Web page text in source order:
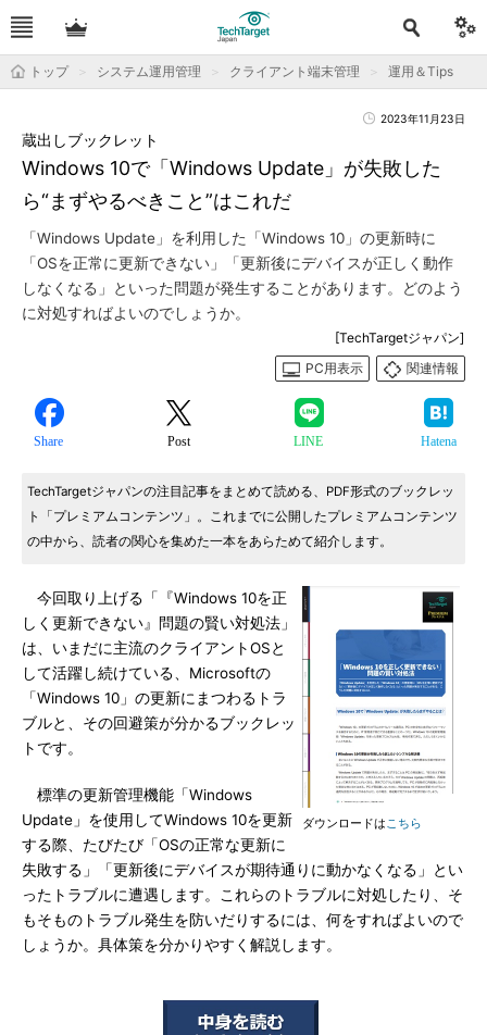
トップ システム運用管理 クライアント端末管理 運用＆Tips
2023年11月23日
Windows 10で「Windows Update」が失敗した
ら“まずやるべきこと”はこれだ
蔵出しブックレット
「Windows Update」を利用した「Windows 10」の更新時に
「OSを正常に更新できない」「更新後にデバイスが正しく動作
しなくなる」といった問題が発生することがあります。どのよう
に対処すればよいのでしょうか。
[TechTargetジャパン]
PC用表示
関連情報
Share Post LINE Hatena
TechTargetジャパンの注目記事をまとめて読める、PDF形式のブックレッ
ト「プレミアムコンテンツ」。これまでに公開したプレミアムコンテンツ
の中から、読者の関心を集めた一本をあらためて紹介します。
ダウンロードはこちら
今回取り上げる「『Windows 10を正
しく更新できない』問題の賢い対処法」
は、いまだに主流のクライアントOSと
して活躍し続けている、Microsoftの
「Windows 10」の更新にまつわるトラ
ブルと、その回避策が分かるブックレッ
トです。
標準の更新管理機能「Windows
Update」を使用してWindows 10を更新
する際、たびたび「OSの正常な更新に
失敗する」「更新後にデバイスが期待通りに動かなくなる」とい
ったトラブルに遭遇します。これらのトラブルに対処したり、そ
もそものトラブル発生を防いだりするには、何をすればよいので
しょうか。具体策を分かりやすく解説します。